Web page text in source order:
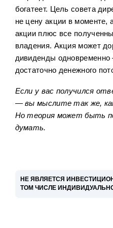
богатеет. Цель совета
не цену акции в моменте,
акции плюс все
владения. Акция может
дивиденды одновременно
достаточно денежного
Если у вас получился
— вы мыслите так же,
Но теория может быть
думать.
НЕ ЯВЛЯЕТСЯ
ТОМ ЧИСЛЕ